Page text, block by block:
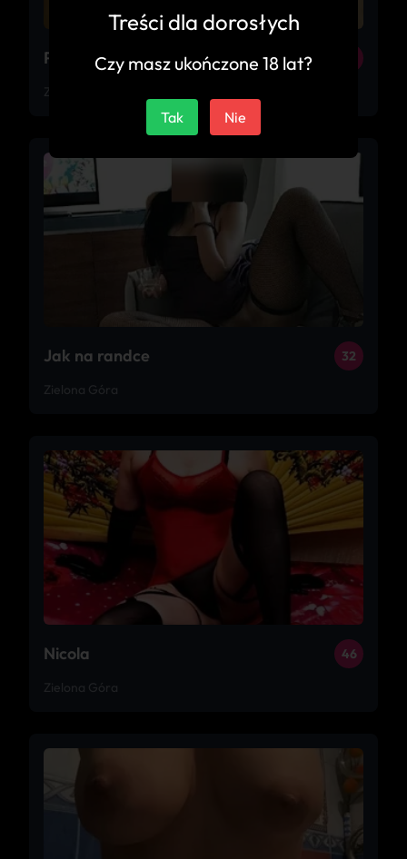
Pani od polskiego
Zielona Góra
Jak na randce 32
Zielona Góra
Nicola 46
Zielona Góra
Treści dla dorosłych
Czy masz ukończone 18 lat?
Tak Nie